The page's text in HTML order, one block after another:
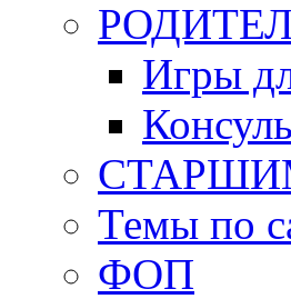
Игры
Темы по
ФОП